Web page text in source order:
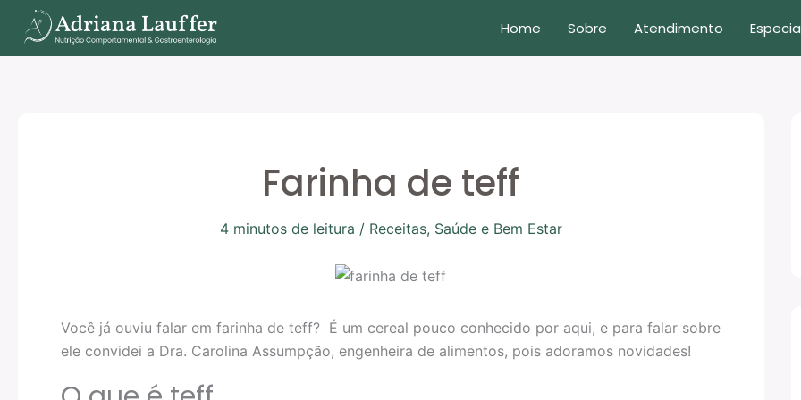
para
o
Home Sobre Atendimento
Farinha de teff
4 minutos de leitura / Receitas, Saúde e Bem Estar
Você já ouviu falar em farinha de teff? É um cereal pouco conhecido por aqui, e para falar sobre
ele convidei a Dra. Carolina Assumpção, engenheira de alimentos, pois adoramos novidades!